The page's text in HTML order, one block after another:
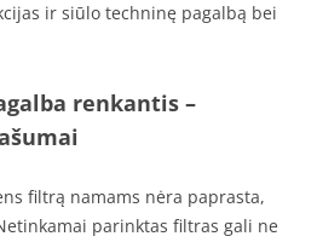
ir siūlo techninę pagalbą bei
renkantis –
filtrą namams nėra paprasta,
parinktas filtras gali ne